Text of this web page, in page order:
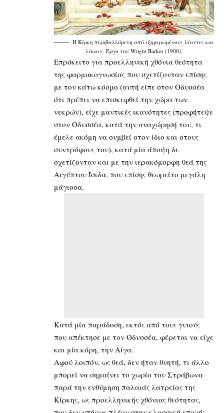
Η Κίρκη περιβαλλόμενη από εξημερωμένους λέοντες και
λύκους. Έργο του Wright Barker (1900).
Επρόκειτο για προελληνική χθόνια θεότητα
της φαρμακογνωσίας που σχετίζονταν επίσης
με τον κάτω κόσμο (αυτή είπε στον Οδυσσέα
ότι πρέπει να επισκεφθεί την χώρα των
νεκρών), είχε μαντικές ικανότητες (προφήτεψε
στον Οδυσσέα, κατά την αναχώρησή του, τι
έμελε ακόμη να συμβεί στον ίδιο και στους
συντρόφους του), κατά μία άποψη δε
σχετίζονταν και με την ιερακόμορφη θεά της
Αιγύπτου Ίσιδα, που επίσης θεωρείτο μεγάλη
μάγισσα.
Κατά μία παράδοση, εκτός από τους γυιούς
που απέκτησε με τον Οδυσσέα, φέρεται να είχε
και μία κόρη, την Αίγα.
Αφού λοιπόν, ως θεά, δεν ήταν θνητή, τι άλλο
μπορεί να σημαίνει το χωρίο του Στράβωνα
παρά την ενθύμηση παλαιάς λατρείας της
Κίρκης, ως προελληνικής χθόνιας θεότητας,